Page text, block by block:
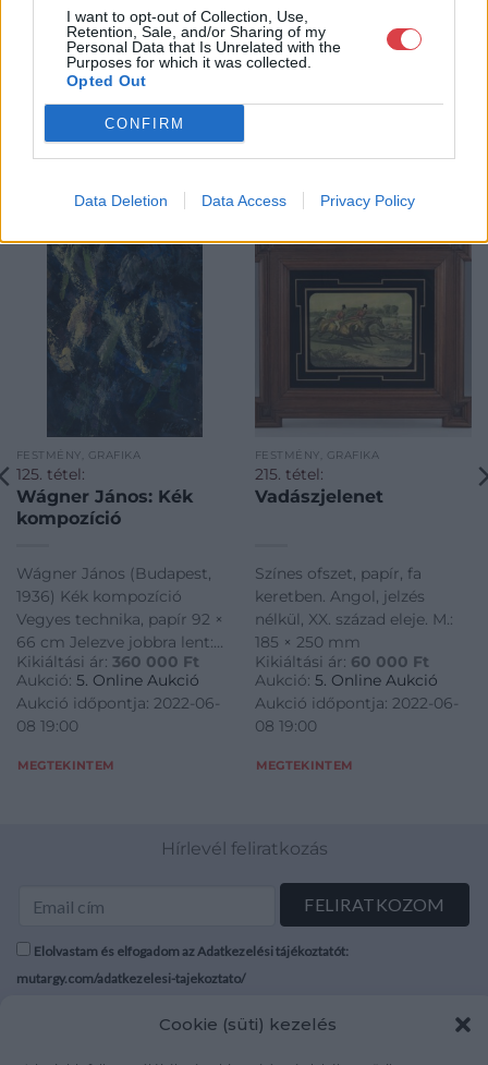
I want to opt-out of Collection, Use,
Retention, Sale, and/or Sharing of my
Personal Data that Is Unrelated with the
Purposes for which it was collected.
Opted Out
CONFIRM
Data Deletion Data Access Privacy Policy
Cookie (süti) kezelés
FESTMÉNY, GRAFIKA
125. tétel:
Wágner János: Kék
kompozíció
Wágner János (Budapest,
1936) Kék kompozíció
Vegyes technika, papír 92 ×
66 cm Jelezve jobbra lent:
Wágner
Kikiáltási ár: 360 000 Ft
Aukció: 5. Online Aukció
Aukció időpontja: 2022-06-
08 19:00
MEGTEKINTEM
FESTMÉNY, GRAFIKA
215. tétel:
Vadászjelenet
Színes ofszet, papír, fa
keretben. Angol, jelzés
nélkül, XX. század eleje. M.:
185 × 250 mm
Kikiáltási ár: 60 000 Ft
Aukció: 5. Online Aukció
Aukció időpontja: 2022-06-
08 19:00
MEGTEKINTEM
Hírlevél feliratkozás
Elolvastam és elfogadom az Adatkezelési tájékoztatót:
mutargy.com/adatkezelesi-tajekoztato/
Áraink